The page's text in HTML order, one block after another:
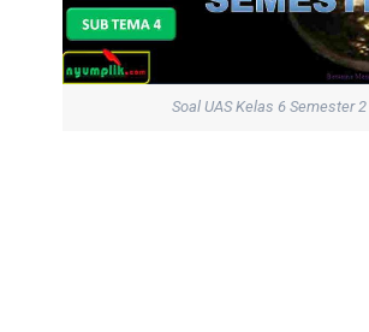
Soal UAS Kelas 6 Semester 2